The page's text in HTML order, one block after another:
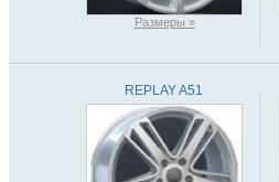
Размеры »
REPLAY A51